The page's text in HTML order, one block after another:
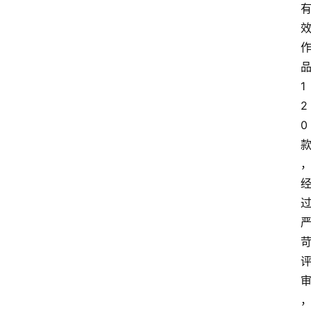
有
效
作
品
1
2
0
款
，
经
过
严
苛
评
审
，